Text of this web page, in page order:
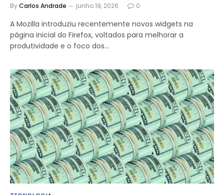
ByCarlos Andrade junho 19, 2026 0
A Mozilla introduziu recentemente novos widgets na
página inicial do Firefox, voltados para melhorar a
produtividade e o foco dos…